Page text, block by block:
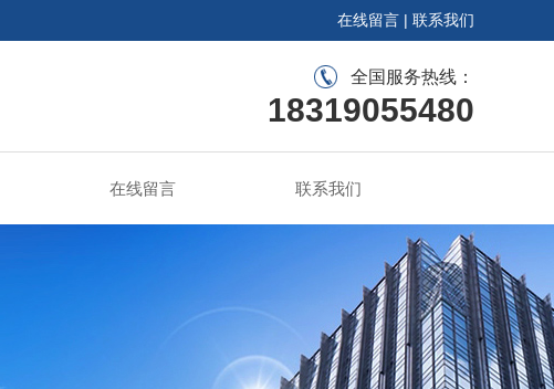
在线留言 | 联系我们
全国服务热线：
18319055480
在线留言 联系我们